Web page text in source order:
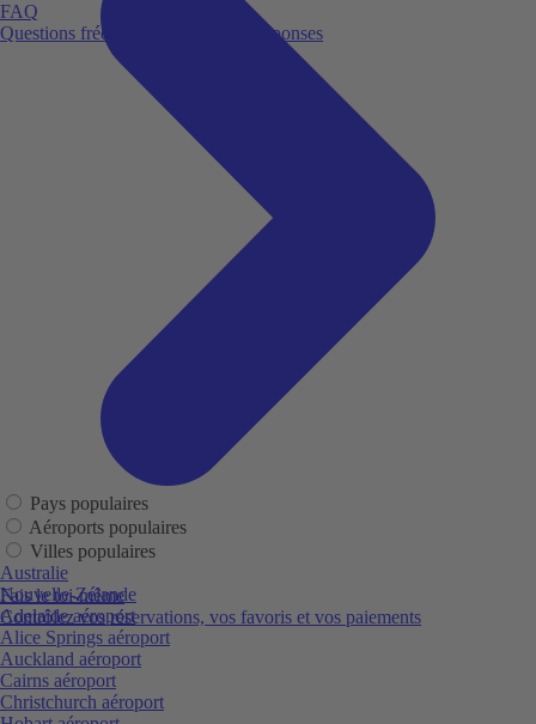
FAQ
Questions fréquemment posées et réponses
Fais le toi-même
Contrôlez vos réservations, vos favoris et vos paiements
Pays populaires
Aéroports populaires
Villes populaires
Australie
Nouvelle-Zélande
Adelaide aéroport
Alice Springs aéroport
Auckland aéroport
Cairns aéroport
Christchurch aéroport